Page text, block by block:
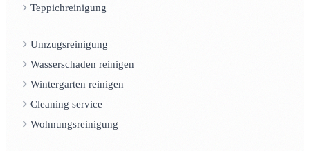
Teppichreinigung
Umzugsreinigung
Wasserschaden reinigen
Wintergarten reinigen
Cleaning service
Wohnungsreinigung